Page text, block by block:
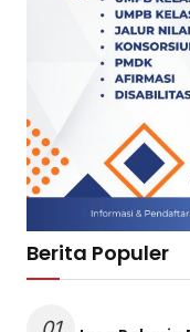
Berita Populer